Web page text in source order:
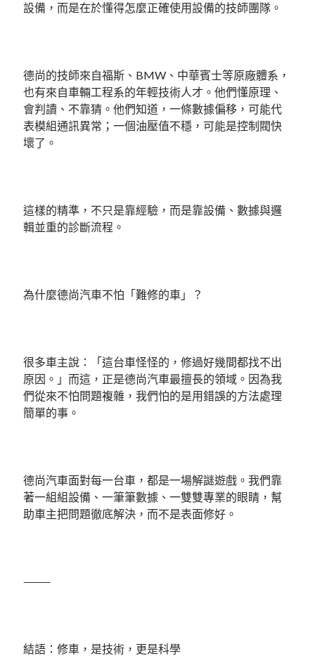
設備，而是在於懂得怎麼正確使用設備的技師團隊。
德尚的技師來自福斯、BMW、中華賓士等原廠體系，
也有來自車輛工程系的年輕技術人才。他們懂原理、
會判讀、不靠猜。他們知道，一條數據偏移，可能代
表模組通訊異常；一個油壓值不穩，可能是控制閥快
壞了。
這樣的精準，不只是靠經驗，而是靠設備、數據與邏
輯並重的診斷流程。
為什麼德尚汽車不怕「難修的車」？
很多車主說：「這台車怪怪的，修過好幾間都找不出
原因。」而這，正是德尚汽車最擅長的領域。因為我
們從來不怕問題複雜，我們怕的是用錯誤的方法處理
簡單的事。
德尚汽車面對每一台車，都是一場解謎遊戲。我們靠
著一組組設備、一筆筆數據、一雙雙專業的眼睛，幫
助車主把問題徹底解決，而不是表面修好。
⸻
結語：修車，是技術，更是科學